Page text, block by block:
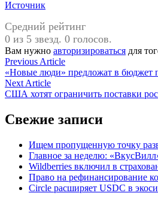
Источник
Средний рейтинг
0 из 5 звезд. 0 голосов.
Вам нужно авторизироваться для
Навигация
по
записям
Previous ArticlePrevious
article:
«Новые люди» предложат в бюджет
Next ArticleNext
article:
США хотят ограничить поставки
Свежие записи
Ищем пропущенную точку
Главное за неделю:
Wildberries включил в
Право на рефинансирование
Circle расширяет USDC в